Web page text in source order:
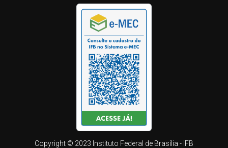
Copyright © 2023 Instituto Federal de Brasília - IFB